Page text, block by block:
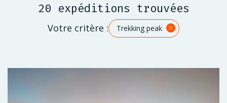
20 expéditions trouvées
Votre critère : Trekking peak